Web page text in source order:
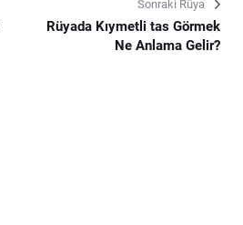
Sonraki Rüya
Rüyada Kıymetli tas Görmek
Ne Anlama Gelir?